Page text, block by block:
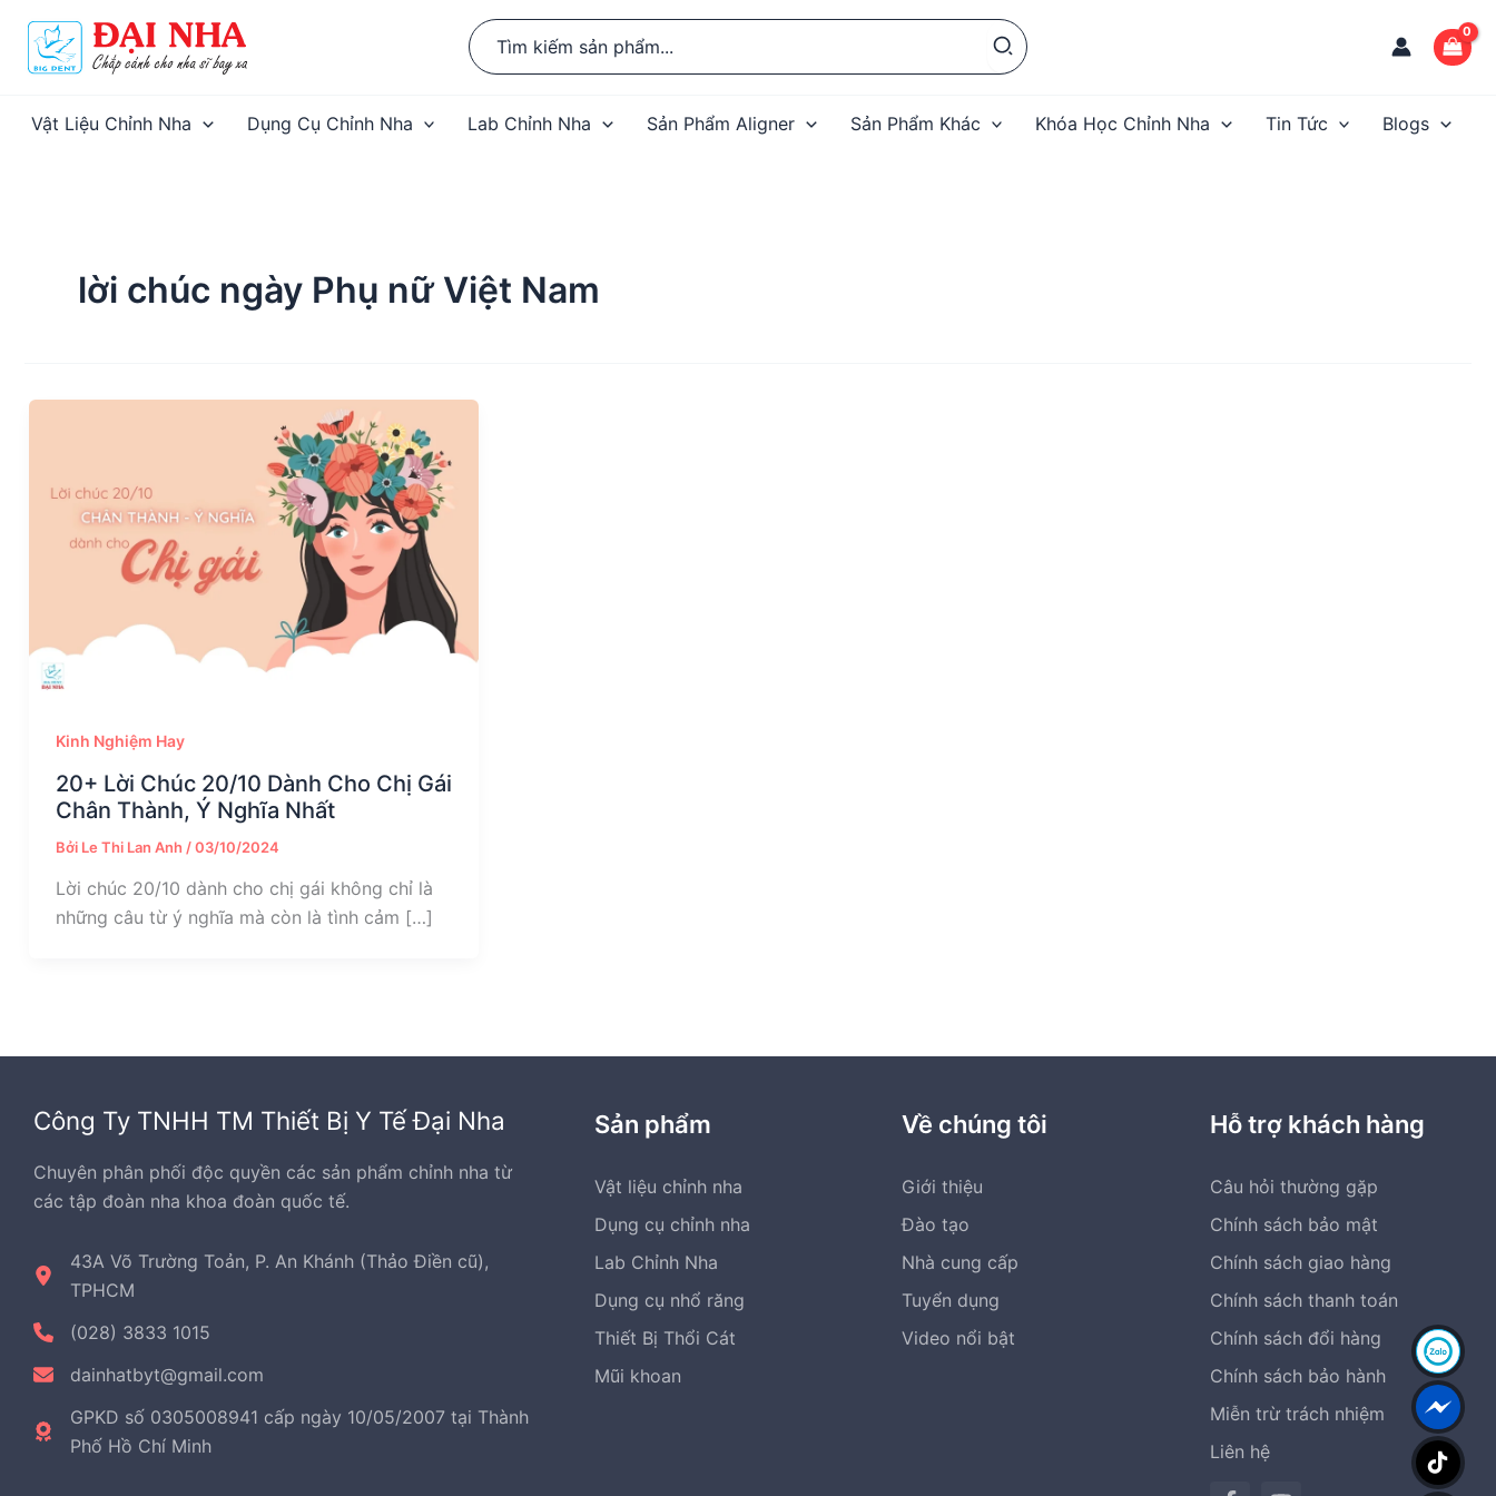
Search
for:
Vật Liệu Chỉnh Nha Dụng Cụ Chỉnh Nha Lab Chỉnh Nha Sản Phẩm Aligner Sản Phẩm Khác Khóa Học Chỉnh Nha Tin Tức Blogs
lời chúc ngày Phụ nữ Việt Nam
Kinh Nghiệm Hay
20+ Lời Chúc 20/10 Dành Cho Chị Gái
Chân Thành, Ý Nghĩa Nhất
Bởi Le Thi Lan Anh /03/10/2024
Lời chúc 20/10 dành cho chị gái không chỉ là
những câu từ ý nghĩa mà còn là tình cảm […]
Công Ty TNHH TM Thiết Bị Y Tế Đại Nha
Chuyên phân phối độc quyền các sản phẩm chỉnh nha từ
các tập đoàn nha khoa đoàn quốc tế.
43A Võ Trường Toản, P. An Khánh (Thảo Điền cũ),
TPHCM
(028) 3833 1015
dainhatbyt@gmail.com
GPKD số 0305008941 cấp ngày 10/05/2007 tại Thành
Phố Hồ Chí Minh
Sản phẩm
Vật liệu chỉnh nha
Dụng cụ chỉnh nha
Lab Chỉnh Nha
Dụng cụ nhổ răng
Thiết Bị Thổi Cát
Mũi khoan
Về chúng tôi
Giới thiệu
Đào tạo
Nhà cung cấp
Tuyển dụng
Video nổi bật
Hỗ trợ khách hàng
Câu hỏi thường gặp
Chính sách bảo mật
Chính sách giao hàng
Chính sách thanh toán
Chính sách đổi hàng
Chính sách bảo hành
Miễn trừ trách nhiệm
Liên hệ